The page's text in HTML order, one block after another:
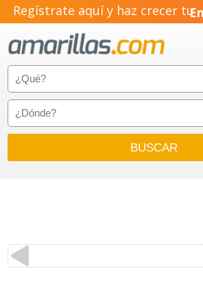
Regístrate aquí y haz crecer tu